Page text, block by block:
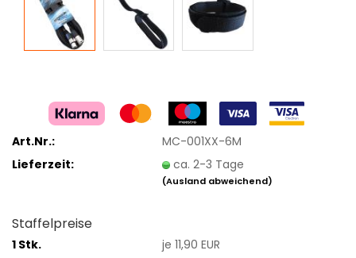
Art.Nr.:
MC-001XX-6M
Lieferzeit:
ca. 2-3 Tage
(Ausland abweichend)
Staffelpreise
1 Stk.
je 11,90 EUR